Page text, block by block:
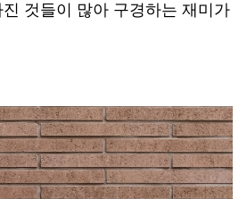
것들이 많아 구경하는 재미가